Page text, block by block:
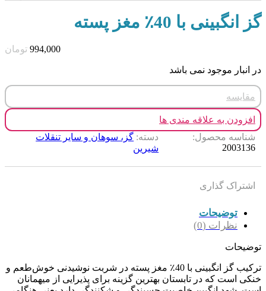
گز انگبینی با 40٪ مغز پسته
994,000 تومان
در انبار موجود نمی باشد
مقایسه
افزودن به علاقه مندی ها
شناسه محصول:
2003136
دسته: گز، سوهان و سایر تنقلات
شیرین
اشتراک گذاری
توضیحات
نظرات (0)
توضیحات
ترکیب گز انگبینی با 40٪ مغز پسته در شربت نوشیدنی خوش‌طعم و
خنکی است که در تابستان بهترین گزینه برای پذیرایی از میهمانان